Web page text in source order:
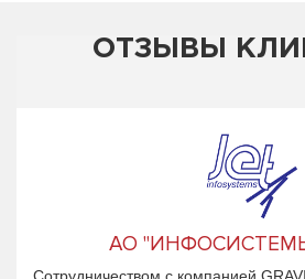
ОТЗЫВЫ
АО
Сотрудничеством с компанией